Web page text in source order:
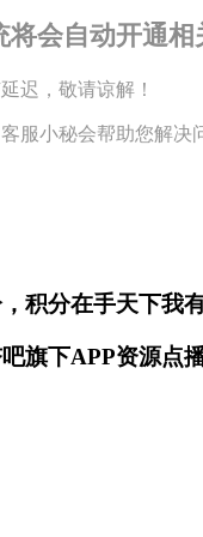
将会自动开通相
迟，敬请谅解！
服小秘会帮助您解决
，积分在手天下我
旗下APP资源点